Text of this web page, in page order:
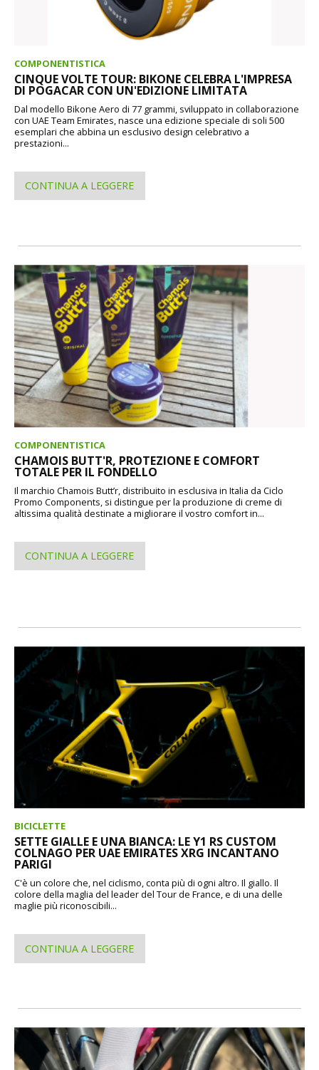
COMPONENTISTICA
CINQUE VOLTE TOUR: BIKONE CELEBRA L'IMPRESA
DI POGACAR CON UN'EDIZIONE LIMITATA
Dal modello Bikone Aero di 77 grammi, sviluppato in collaborazione
con UAE Team Emirates, nasce una edizione speciale di soli 500
esemplari che abbina un esclusivo design celebrativo a
prestazioni...
CONTINUA A LEGGERE
COMPONENTISTICA
CHAMOIS BUTT'R, PROTEZIONE E COMFORT
TOTALE PER IL FONDELLO
Il marchio Chamois Butt’r, distribuito in esclusiva in Italia da Ciclo
Promo Components, si distingue per la produzione di creme di
altissima qualità destinate a migliorare il vostro comfort in...
CONTINUA A LEGGERE
BICICLETTE
SETTE GIALLE E UNA BIANCA: LE Y1 RS CUSTOM
COLNAGO PER UAE EMIRATES XRG INCANTANO
PARIGI
C'è un colore che, nel ciclismo, conta più di ogni altro. Il giallo. Il
colore della maglia del leader del Tour de France, e di una delle
maglie più riconoscibili...
CONTINUA A LEGGERE